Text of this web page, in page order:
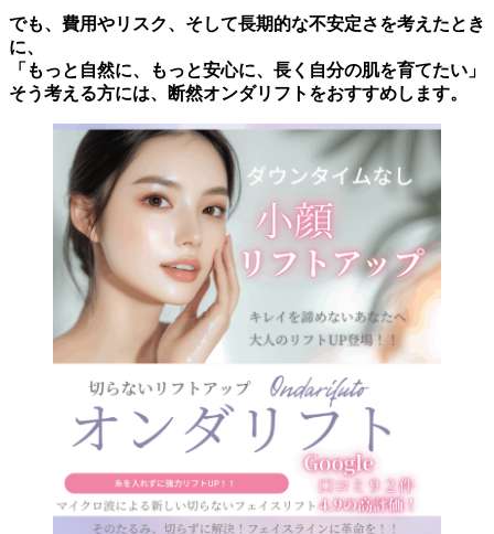
でも、費用やリスク、そして長期的な不安定さを考えたとき
に、
「もっと自然に、もっと安心に、長く自分の肌を育てたい」
そう考える方には、断然オンダリフトをおすすめします。